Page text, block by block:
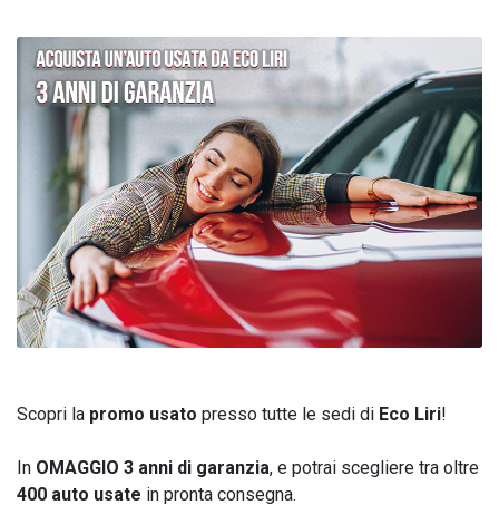
Scopri la promo usato presso tutte le sedi di Eco Liri!
In OMAGGIO 3 anni di garanzia, e potrai scegliere tra oltre
400 auto usate in pronta consegna.